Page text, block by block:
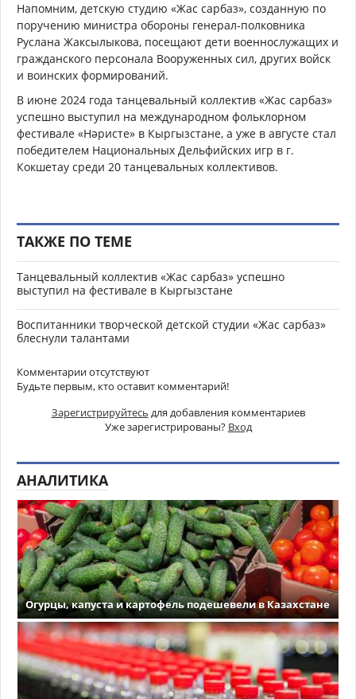
Напомним, детскую студию «Жас сарбаз», созданную по
поручению министра обороны генерал-полковника
Руслана Жаксылыкова, посещают дети военнослужащих и
гражданского персонала Вооруженных сил, других войск
и воинских формирований.
В июне 2024 года танцевальный коллектив «Жас сарбаз»
успешно выступил на международном фольклорном
фестивале «Нәристе» в Кыргызстане, а уже в августе стал
победителем Национальных Дельфийских игр в г.
Кокшетау среди 20 танцевальных коллективов.
ТАКЖЕ ПО ТЕМЕ
Танцевальный коллектив «Жас сарбаз» успешно
выступил на фестивале в Кыргызстане
Воспитанники творческой детской студии «Жас сарбаз»
блеснули талантами
Комментарии отсутствуют
Будьте первым, кто оставит комментарий!
Зарегистрируйтесь для добавления комментариев
Уже зарегистрированы? Вход
АНАЛИТИКА
Огурцы, капуста и картофель подешевели в Казахстане